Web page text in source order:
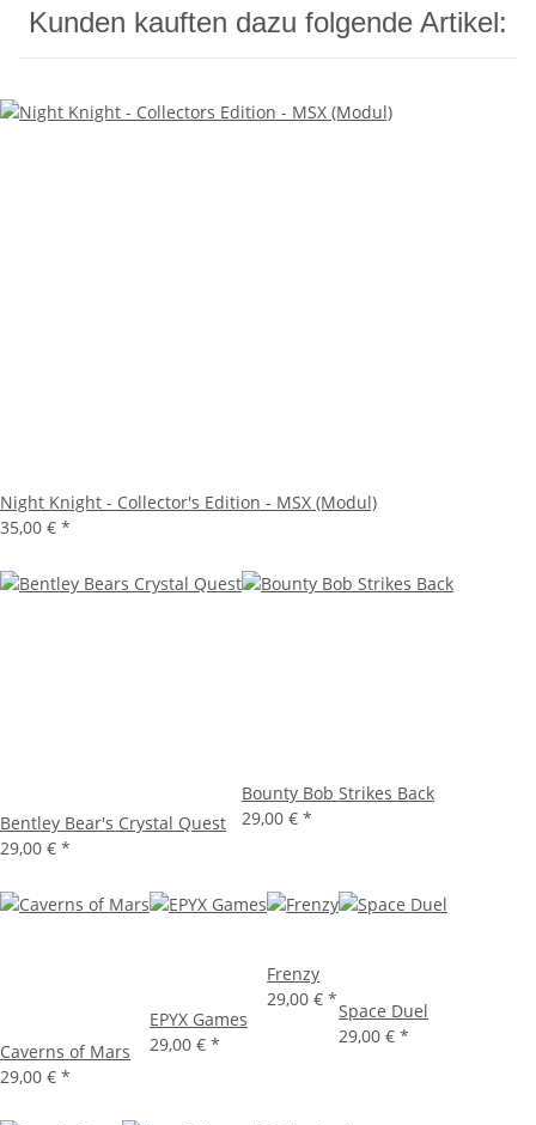
Kunden kauften dazu folgende Artikel:
Night Knight - Collector's Edition - MSX (Modul)
35,00 € *
Bentley Bear's Crystal Quest
29,00 € *
Bounty Bob Strikes Back
29,00 € *
Caverns of Mars
29,00 € *
EPYX Games
29,00 € *
Frenzy
29,00 € *
Space Duel
29,00 € *